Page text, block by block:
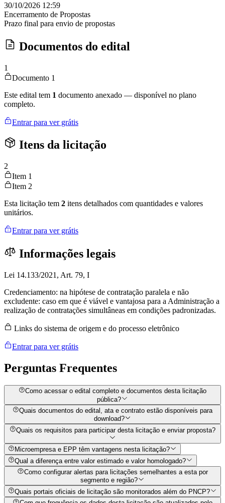
30/10/2026 12:59
Encerramento de Propostas
Prazo final para envio de propostas
Documentos do edital
1
Documento 1
Este edital tem 1 documento anexado — disponível no plano
completo.
Entrar para ver grátis
Itens da licitação
2
Item 1
Item 2
Esta licitação tem 2 itens detalhados com quantidades e valores
unitários.
Entrar para ver grátis
Informações legais
Lei 14.133/2021, Art. 79, I
Credenciamento: na hipótese de contratação paralela e não
excludente: caso em que é viável e vantajosa para a Administração a
realização de contratações simultâneas em condições padronizadas.
Links do sistema de origem e do processo eletrônico
Entrar para ver grátis
Perguntas Frequentes
Como acessar o edital completo e documentos desta licitação
pública?
Quais documentos do edital, ata e contrato estão disponíveis para
download?
Quais os requisitos para participar desta licitação e enviar proposta?
Microempresa e EPP têm vantagens nesta licitação?
Qual a diferença entre valor estimado e valor homologado?
Como configurar alertas para licitações semelhantes a esta por
segmento e região?
Quais portais oficiais de licitação são monitorados além do PNCP?